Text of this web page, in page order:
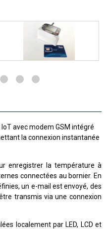
avec modem GSM intégré
la connexion instantanée
enregistrer la température à
connectées au bornier. En
un e-mail est envoyé, des
transmis via une connexion
localement par LED, LCD et